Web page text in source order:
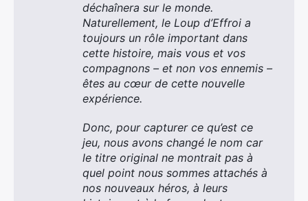
déchaînera sur le monde.
Naturellement, le Loup d’Effroi a
toujours un rôle important dans
cette histoire, mais vous et vos
compagnons – et non vos ennemis –
êtes au cœur de cette nouvelle
expérience.
Donc, pour capturer ce qu’est ce
jeu, nous avons changé le nom car
le titre original ne montrait pas à
quel point nous sommes attachés à
nos nouveaux héros, à leurs